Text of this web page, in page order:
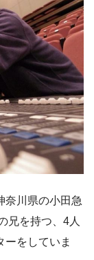
奈川県の小田急
兄を持つ、4人
ーをしていま